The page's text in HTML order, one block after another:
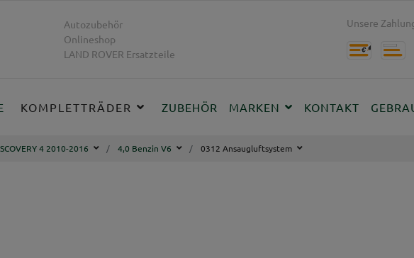
Autozubehör
Onlineshop
LAND ROVER Ersatzteile
Unsere
KOMPLETTRÄDER ZUBEHÖR MARKEN KONTAKT
4 2010-2016 4,0 Benzin V6 0312 Ansaugluftsystem